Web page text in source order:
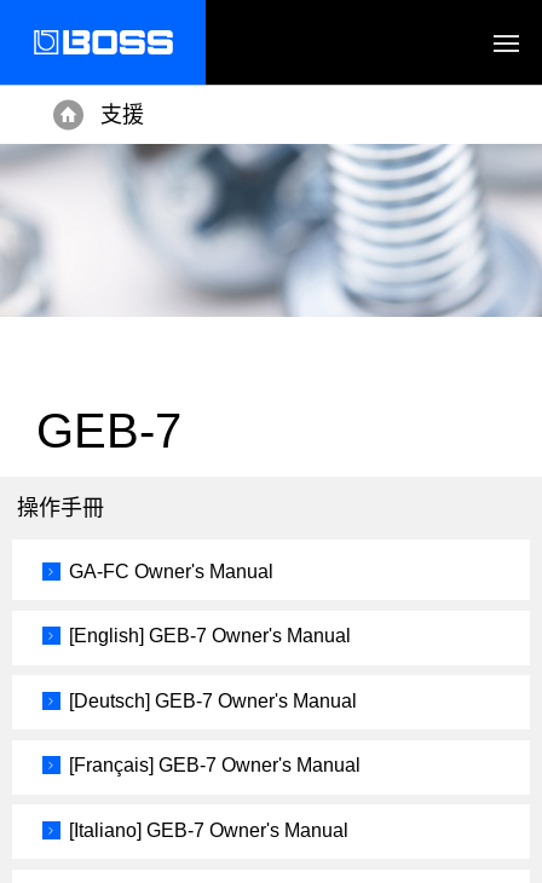
Home
支援
GEB-7
操作手冊
GA-FC Owner's Manual
[English] GEB-7 Owner's Manual
[Deutsch] GEB-7 Owner's Manual
[Français] GEB-7 Owner's Manual
[Italiano] GEB-7 Owner's Manual